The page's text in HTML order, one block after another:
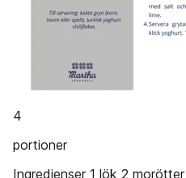
4
portioner
Ingredienser 1 lök 2